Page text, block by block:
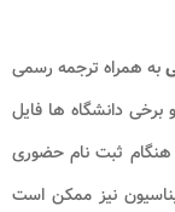
به همراه ترجمه رسمی
دانشگاه ها فایل
هنگام ثبت نام حضوری
نیز ممکن است